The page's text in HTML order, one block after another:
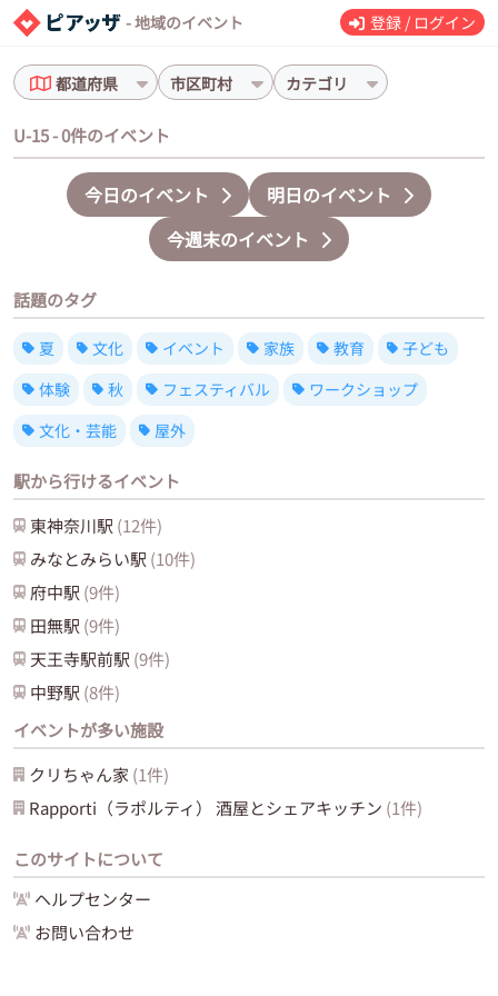
- 地域のイベント 登録 / ログイン
都道府県 市区町村 カテゴリ
U-15 - 0件のイベント
今日のイベント
明日のイベント
今週末のイベント
話題のタグ
夏 文化 イベント 家族 教育
子ども
体験
秋 フェスティバル
ワークショップ
文化・芸能
屋外
駅から行けるイベント
東神奈川駅 (12件)
みなとみらい駅 (10件)
府中駅 (9件)
田無駅 (9件)
天王寺駅前駅 (9件)
中野駅 (8件)
イベントが多い施設
クリちゃん家 (1件)
Rapporti（ラポルティ） 酒屋とシェアキッチン (1件)
このサイトについて
ヘルプセンター
お問い合わせ